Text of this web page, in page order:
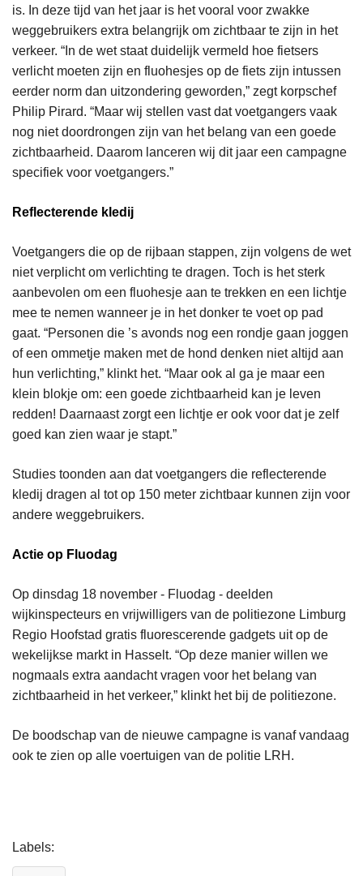
is. In deze tijd van het jaar is het vooral voor zwakke
weggebruikers extra belangrijk om zichtbaar te zijn in het
verkeer. “In de wet staat duidelijk vermeld hoe fietsers
verlicht moeten zijn en fluohesjes op de fiets zijn intussen
eerder norm dan uitzondering geworden,” zegt korpschef
Philip Pirard. “Maar wij stellen vast dat voetgangers vaak
nog niet doordrongen zijn van het belang van een goede
zichtbaarheid. Daarom lanceren wij dit jaar een campagne
specifiek voor voetgangers.”
Reflecterende kledij
Voetgangers die op de rijbaan stappen, zijn volgens de wet
niet verplicht om verlichting te dragen. Toch is het sterk
aanbevolen om een fluohesje aan te trekken en een lichtje
mee te nemen wanneer je in het donker te voet op pad
gaat. “Personen die ’s avonds nog een rondje gaan joggen
of een ommetje maken met de hond denken niet altijd aan
hun verlichting,” klinkt het. “Maar ook al ga je maar een
klein blokje om: een goede zichtbaarheid kan je leven
redden! Daarnaast zorgt een lichtje er ook voor dat je zelf
goed kan zien waar je stapt.”
Studies toonden aan dat voetgangers die reflecterende
kledij dragen al tot op 150 meter zichtbaar kunnen zijn voor
andere weggebruikers.
Actie op Fluodag
Op dinsdag 18 november - Fluodag - deelden
wijkinspecteurs en vrijwilligers van de politiezone Limburg
Regio Hoofstad gratis fluorescerende gadgets uit op de
wekelijkse markt in Hasselt. “Op deze manier willen we
nogmaals extra aandacht vragen voor het belang van
zichtbaarheid in het verkeer,” klinkt het bij de politiezone.
De boodschap van de nieuwe campagne is vanaf vandaag
ook te zien op alle voertuigen van de politie LRH.
Labels
e
e